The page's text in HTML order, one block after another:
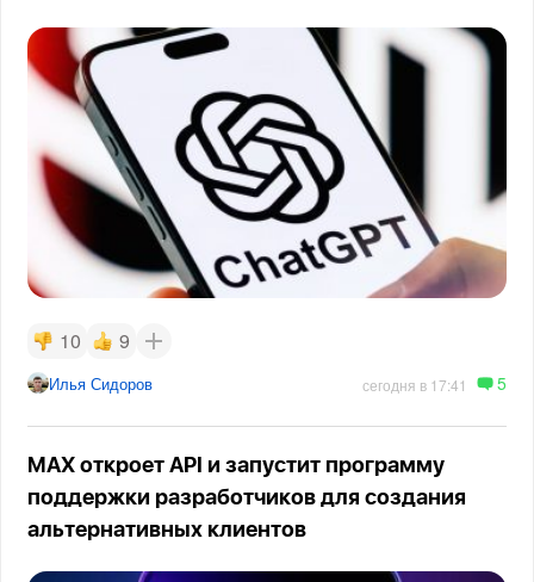
10 9
Илья Сидоров сегодня в 17:41 5
MAX откроет API и запустит программу
поддержки разработчиков для создания
альтернативных клиентов